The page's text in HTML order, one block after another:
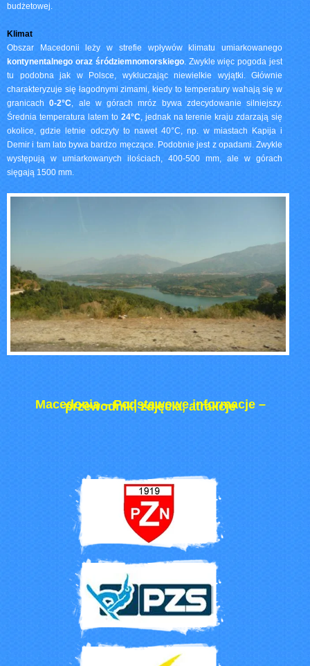
budżetowej.
Klimat
Obszar Macedonii leży w strefie wpływów klimatu umiarkowanego
kontynentalnego oraz śródziemnomorskiego. Zwykle więc pogoda jest
tu podobna jak w Polsce, wykluczając niewielkie wyjątki. Głównie
charakteryzuje się łagodnymi zimami, kiedy to temperatury wahają się w
granicach0-2°C, ale w górach mróz bywa zdecydowanie silniejszy.
Średnia temperatura latem to 24°C, jednak na terenie kraju zdarzają się
okolice, gdzie letnie odczyty to nawet 40°C, np. w miastach Kapija i
Demir i tam lato bywa bardzo męczące. Podobnie jest z opadami. Zwykle
występują w umiarkowanych ilościach, 400-500 mm, ale w górach
sięgają 1500 mm.
Macedonia – Podstawowe informacje –
przewodnik, zdjęcia, atrakcje